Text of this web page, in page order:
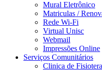
Mural Eletrônico
Matriculas /
Rede Wi-Fi
Virtual Unisc
Webmail
Impressões Online
Serviços Comunitários
Clinica de